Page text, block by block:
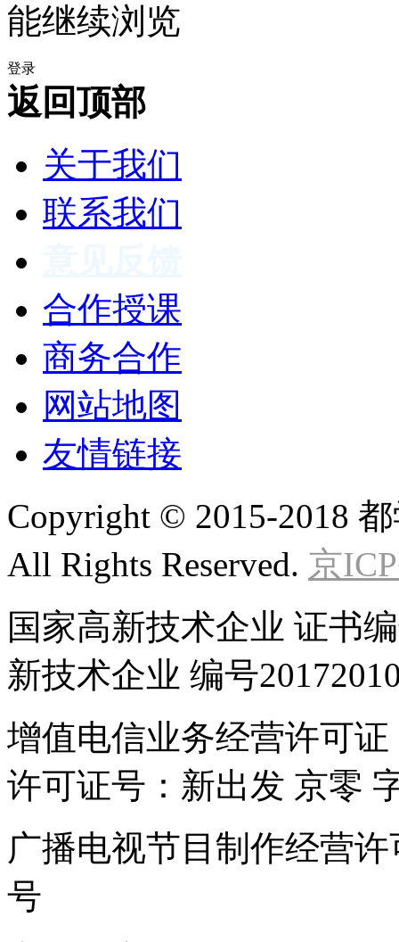
MPAcc
MEM
能继续浏览
登录
返回顶部
关于我们
联系我们
合作授课
商务合作
网站地图
友情链接
Copyright © 2015-2018
All Rights Reserved. 京
国家高新技术企业 证书
新技术企业 编号
增值电信业务经营许可证
许可证号：新出发 京零
广播电视节目制作经营
号